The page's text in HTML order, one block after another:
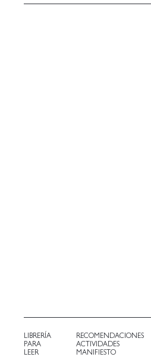
LIBRERÍA
PARA
LEER
RECOMENDACIONES
ACTIVIDADES
MANIFIESTO